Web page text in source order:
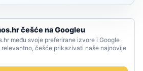
češće na Googleu
među svoje preferirane izvore i Google
relevantno, češće prikazivati naše najnovije